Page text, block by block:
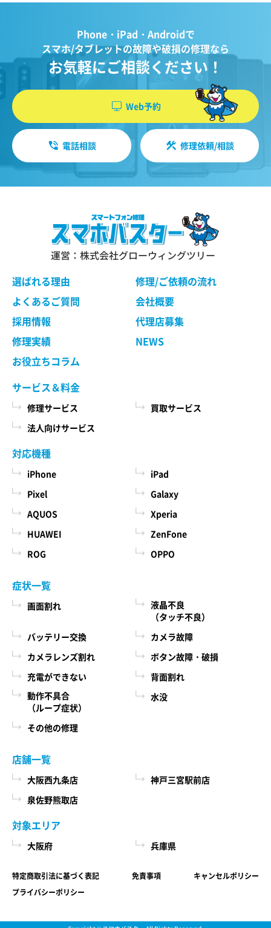
Phone・iPad・Androidで
スマホ/タブレットの故障や破損の修理なら
お気軽にご相談ください！
Web予約
電話相談 修理依頼/相談
運営：株式会社グローウィングツリー
選ばれる理由
修理/ご依頼の流れ
よくあるご質問
会社概要
採用情報
代理店募集
修理実績
NEWS
お役立ちコラム
サービス＆料金
修理サービス
買取サービス
法人向けサービス
対応機種
iPhone
iPad
Pixel
Galaxy
AQUOS
Xperia
HUAWEI
ZenFone
ROG
OPPO
症状一覧
画面割れ
液晶不良
（タッチ不良）
バッテリー交換
カメラ故障
カメラレンズ割れ
ボタン故障・破損
充電ができない
背面割れ
動作不具合
（ループ症状）
水没
その他の修理
店舗一覧
大阪西九条店
神戸三宮駅前店
泉佐野熊取店
対象エリア
大阪府 兵庫県
特定商取引法に基づく表記 免責事項
キャンセルポリシー
プライバシーポリシー